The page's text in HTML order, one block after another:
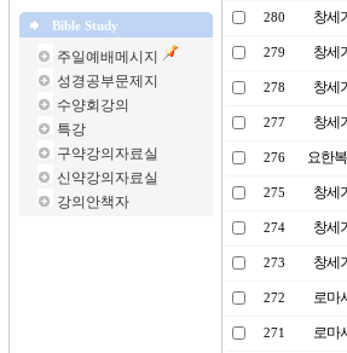
Bible Study
주일예배메시지
성경공부문제지
수양회강의
특강
구약강의자료실
신약강의자료실
강의안책자
280 창세기
279 창세기
278 창세기
277 창세기
276 요한
275 창세기
274 창세기
273 창세기
272 로마
271 로마